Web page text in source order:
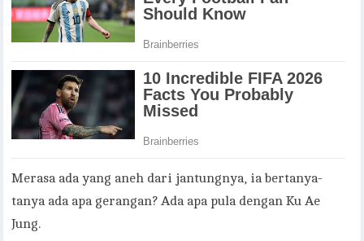
Merasa ada yang aneh dari jantungnya, ia bertanya-
tanya ada apa gerangan? Ada apa pula dengan Ku Ae
Jung.